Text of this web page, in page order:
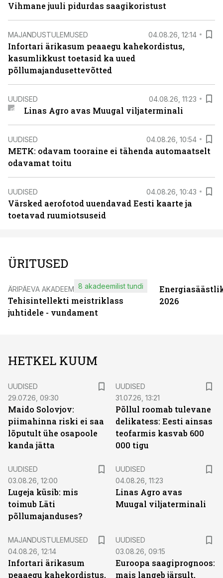
Vihmane juuli pidurdas saagikoristust
MAJANDUSTULEMUSED 04.08.26, 12:14
Infortari ärikasum peaaegu kahekordistus,
kasumlikkust toetasid ka uued
põllumajandusettevõtted
UUDISED 04.08.26, 11:23
Linas Agro avas Muugal viljaterminali
UUDISED 04.08.26, 10:54
METK: odavam tooraine ei tähenda automaatselt
odavamat toitu
UUDISED 04.08.26, 10:43
Värsked aerofotod uuendavad Eesti kaarte ja
toetavad ruumiotsuseid
ÜRITUSED
ÄRIPÄEVA AKADEEMIA
Tehisintellekti meistriklass
juhtidele - vundament
8 akadeemilist tundi
2026
HETKEL KUUM
UUDISED
29.07.26, 09:30
Maido Solovjov:
piimahinna riski ei saa
lõputult ühe osapoole
kanda jätta
UUDISED
31.07.26, 13:21
Põllul roomab tulevane
delikatess: Eesti ainsas
teofarmis kasvab 600
000 tigu
UUDISED
03.08.26, 12:00
Lugeja küsib: mis
toimub Läti
põllumajanduses?
UUDISED
04.08.26, 11:23
Linas Agro avas
Muugal viljaterminali
MAJANDUSTULEMUSED
04.08.26, 12:14
Infortari ärikasum
peaaegu kahekordistus,
UUDISED
03.08.26, 09:15
Euroopa saagiprognoos:
mais langeb järsult,